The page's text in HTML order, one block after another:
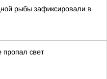
рыбы зафиксировали в
свет